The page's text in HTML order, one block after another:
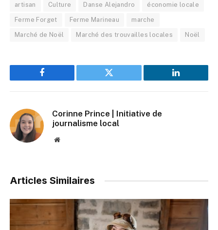
artisan Culture Danse Alejandro économie locale
Ferme Forget Ferme Marineau marche
Marché de Noël Marché des trouvailles locales Noël
Facebook Twitter LinkedIn
Corinne Prince | Initiative de
journalisme local
Website
Articles Similaires